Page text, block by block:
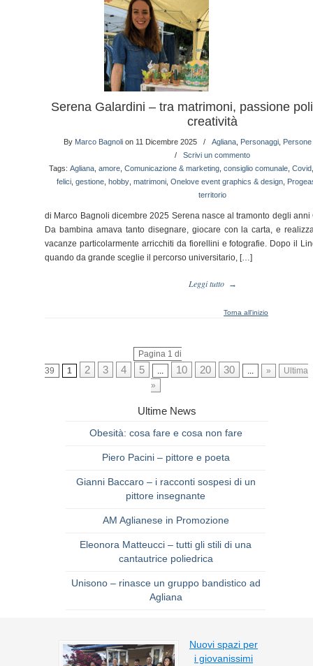
Serena Galardini – tra matrimoni, passione
creatività
By Marco Bagnolion 11 Dicembre 2025 / Agliana, Personaggi,
/ Scrivi un commento
Tags: Agliana amore Comunicazione & marketing consiglio comunale Covid
felici gestione hobby matrimoni Onelove event graphics & design
territorio
di Marco Bagnoli dicembre 2025 Serena nasce al tramonto degli anni
Da bambina amava tanto disegnare, giocare con la carta, e
vacanze particolarmente arricchiti da fiorellini e fotografie. Dopo il
quando da grande sceglie il percorso universitario, […]
Leggi tutto →
Torna all'inizio
Pagina 1 di
39
1 2 3 4 5 10 20 30 »
Ultima
»
Ultime News
Obesità: cosa fare e cosa non fare
Piero Pacini – pittore e poeta
Gianni Baccaro – i racconti sospesi di un
pittore insegnante
AM Aglianese in Promozione
Eleonora Matteucci – tutti gli stili di una
cantautrice poliedrica
Unisono – rinasce un gruppo bandistico ad
Agliana
Nuovi spazi per
i giovanissimi